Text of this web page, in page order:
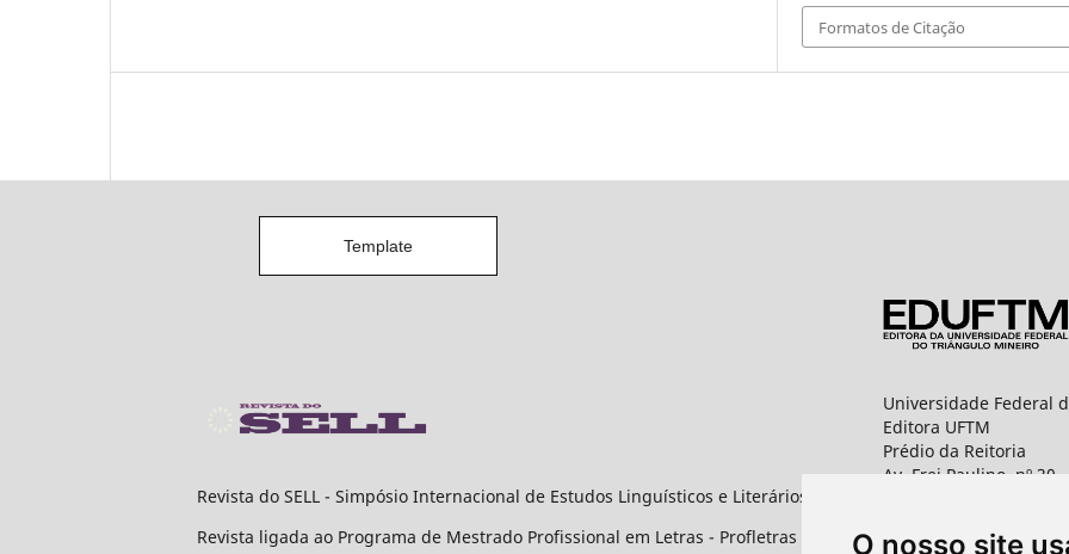
O nosso site
Formatos de Citação
Template
Revista do SELL - Simpósio Internacional de Estudos Linguísticos e Literários
Revista ligada ao Programa de Mestrado Profissional em Letras - Profletras
Universidade Federal
Editora UFTM
Prédio da Reitoria
Av. Frei Paulino, nº 30,
CEP: 38025-180 -